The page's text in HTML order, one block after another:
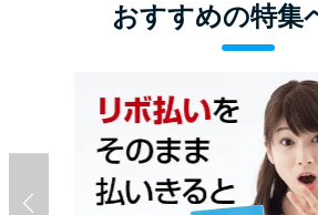
おすすめの特集